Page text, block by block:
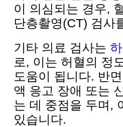
이 의심되는 경우,
단층촬영(CT) 검사
기타 의료 검사는
로, 이는 허혈의 정
도움이 됩니다. 반
액 응고 장애 또는
는 데 중점을 두며,
있습니다.